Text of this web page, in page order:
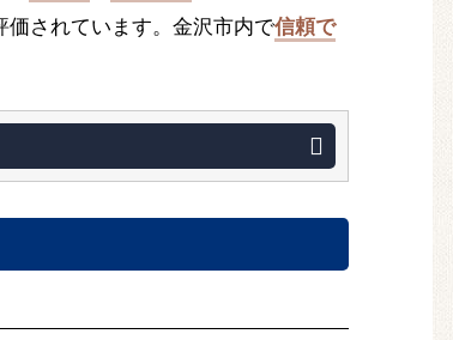
価されています。金沢市内で信頼で